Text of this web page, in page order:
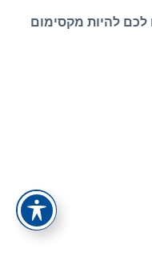
לכם להיות מקסימום
ההצלחה של אלעד הדר